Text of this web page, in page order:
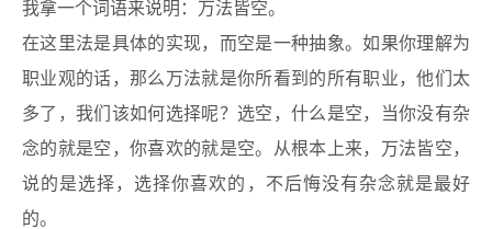
我拿一个词语来说明：万法皆空。
在这里法是具体的实现，而空是一种抽象。如果你理解为
职业观的话，那么万法就是你所看到的所有职业，他们太
多了，我们该如何选择呢？选空，什么是空，当你没有杂
念的就是空，你喜欢的就是空。从根本上来，万法皆空，
说的是选择，选择你喜欢的，不后悔没有杂念就是最好
的。